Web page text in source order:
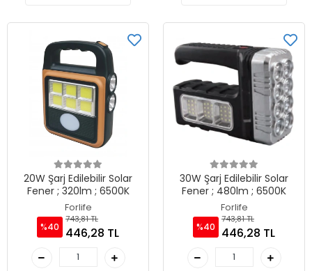
20W Şarj Edilebilir Solar
Fener ; 320lm ; 6500K
Forlife
%40
743,81 TL
446,28 TL
30W Şarj Edilebilir Solar
Fener ; 480lm ; 6500K
Forlife
%40
743,81 TL
446,28 TL